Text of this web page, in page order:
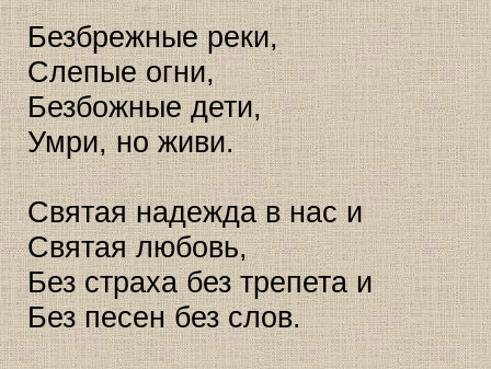
Безбрежные реки,
Слепые огни,
Безбожные дети,
Умри, но живи.
Святая надежда в нас и
Святая любовь,
Без страха без трепета и
Без песен без слов.